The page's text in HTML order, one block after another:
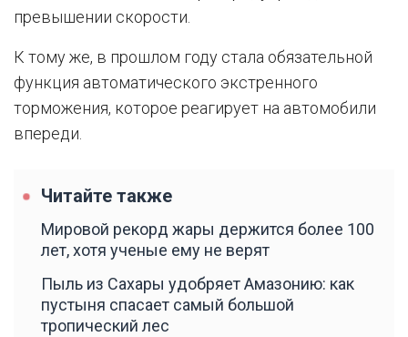
превышении скорости.
К тому же, в прошлом году стала обязательной
функция автоматического экстренного
торможения, которое реагирует на автомобили
впереди.
Читайте также
Мировой рекорд жары держится более 100
лет, хотя ученые ему не верят
Пыль из Сахары удобряет Амазонию: как
пустыня спасает самый большой
тропический лес